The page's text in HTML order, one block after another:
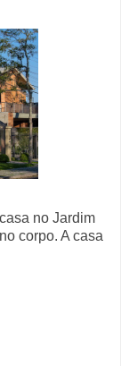
no Jardim
corpo. A casa